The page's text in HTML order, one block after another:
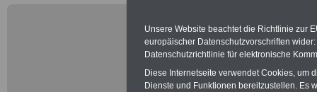
abschließen!
Unsere Website beachtet die Richtlinie zur
europäischer Datenschutzvorschriften
Datenschutzrichtlinie für elektronische
Diese Internetseite verwendet Cookies, um
Dienste und Funktionen bereitzustellen. Es